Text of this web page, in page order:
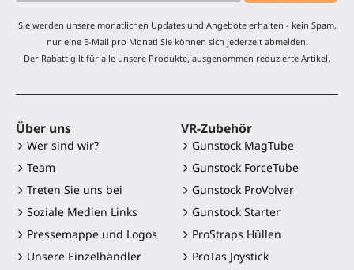
Sie werden unsere monatlichen Updates und Angebote erhalten - kein Spam,
nur eine E-Mail pro Monat! Sie können sich jederzeit abmelden.
Der Rabatt gilt für alle unsere Produkte, ausgenommen reduzierte Artikel.
Über uns
Wer sind wir?
Team
Treten Sie uns bei
Soziale Medien Links
Pressemappe und Logos
Unsere Einzelhändler
VR-Zubehör
Gunstock MagTube
Gunstock ForceTube
Gunstock ProVolver
Gunstock Starter
ProStraps Hüllen
ProTas Joystick